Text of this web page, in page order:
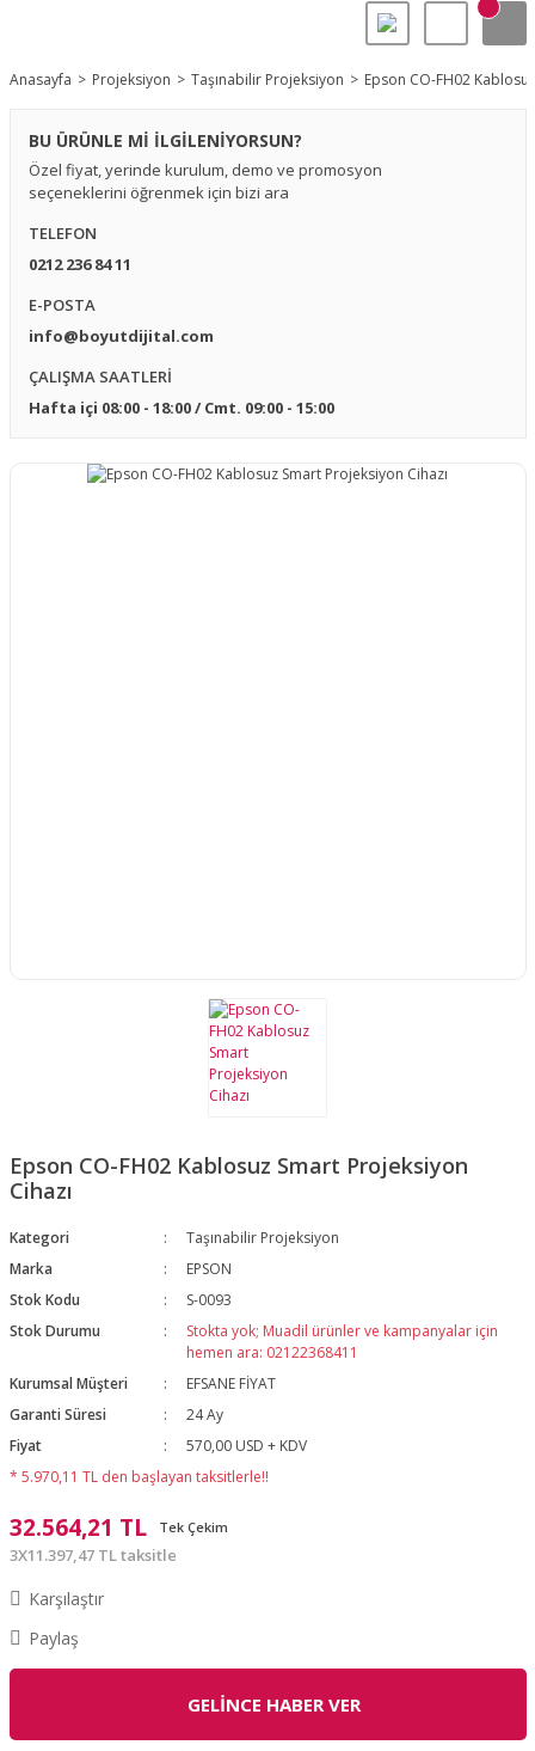
Anasayfa Projeksiyon Taşınabilir Projeksiyon Epson CO-FH02
BU ÜRÜNLE Mİ İLGİLENİYORSUN?
Özel fiyat, yerinde kurulum, demo ve promosyon
seçeneklerini öğrenmek için bizi ara
TELEFON
0212 236 84 11
E-POSTA
info@boyutdijital.com
ÇALIŞMA SAATLERİ
Hafta içi 08:00 - 18:00 / Cmt. 09:00 - 15:00
Epson CO-FH02 Kablosuz Smart Projeksiyon
Cihazı
Kategori
Taşınabilir Projeksiyon
Marka
EPSON
Stok Kodu
S-0093
Stok Durumu
Stokta yok; Muadil ürünler ve kampanyalar için
hemen ara: 02122368411
Kurumsal Müşteri
EFSANE FİYAT
Garanti Süresi
24 Ay
Fiyat
570,00 USD + KDV
* 5.970,11 TL den başlayan taksitlerle!!
32.564,21 TL Tek Çekim
3X11.397,47 TL taksitle
Karşılaştır
Paylaş
GELİNCE HABER VER